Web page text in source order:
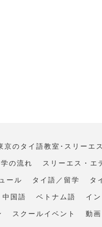
京のタイ語教室･スリーエ
学の流れ スリーエス・エ
ール タイ語／留学
タ
中国語 ベトナム語 イ
スクールイベント 動画